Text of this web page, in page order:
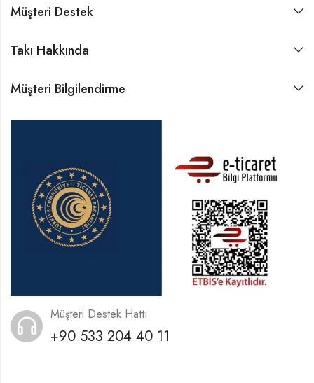
Müşteri Destek
Takı Hakkında
Müşteri Bilgilendirme
Müşteri Destek Hattı
+90 533 204 40 11